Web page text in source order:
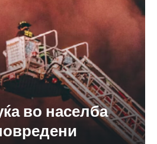
во населба